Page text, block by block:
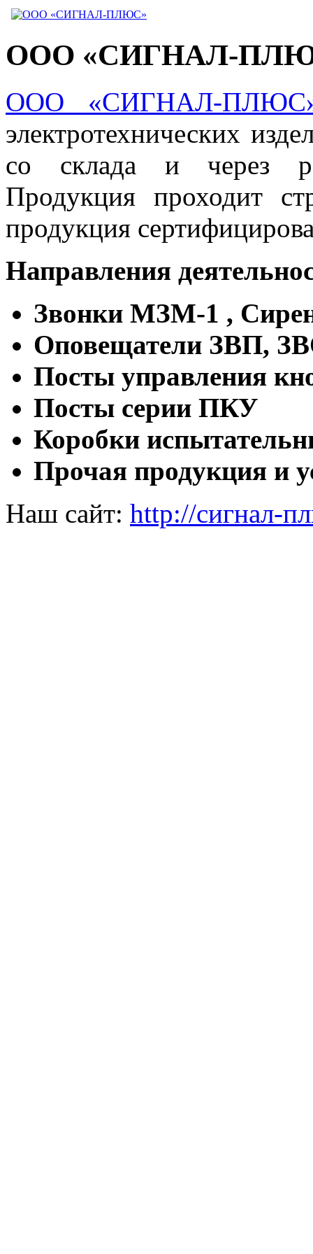
ООО «СИГНАЛ-
ООО «СИГНАЛ-
электротехнических
со склада и через
Продукция проходит
продукция
Направления
Звонки МЗМ-1 ,
Оповещатели ЗВП,
Посты управления
Посты серии ПКУ
Коробки
Прочая продукция и
Наш сайт: http://сигнал-